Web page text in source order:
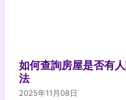
如何查詢房屋是否有
法
2025年11月08日